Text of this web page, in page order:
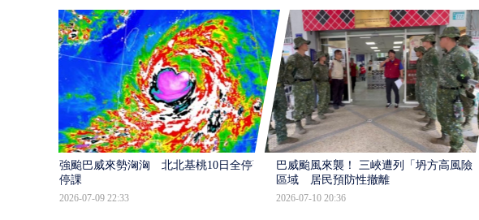
強颱巴威來勢洶洶 北北基桃10日全停班
停課
2026-07-09 22:33
巴威颱風來襲！ 三峽遭列「坍方高風險」
區域 居民預防性撤離
2026-07-10 20:36